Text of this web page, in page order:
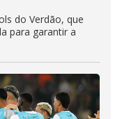
do Verdão, que
para garantir a